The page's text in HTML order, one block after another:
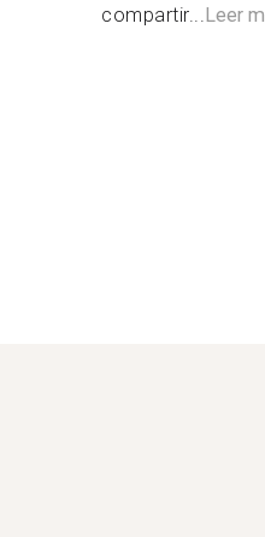
compartir...Leer